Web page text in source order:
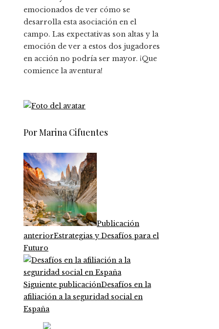
emocionados de ver cómo se
desarrolla esta asociación en el
campo. Las expectativas son altas y la
emoción de ver a estos dos jugadores
en acción no podría ser mayor. ¡Que
comience la aventura!
Por Marina Cifuentes
Publicación
anteriorEstrategias y Desafíos para el
Futuro
Siguiente publicaciónDesafíos en la
afiliación a la seguridad social en
España